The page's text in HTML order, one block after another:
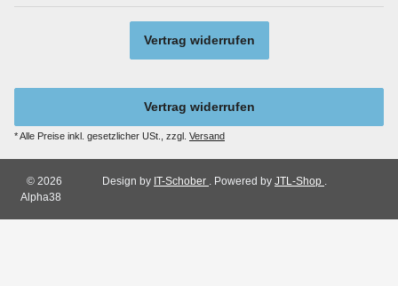
Vertrag widerrufen
Vertrag widerrufen
* Alle Preise inkl. gesetzlicher USt., zzgl. Versand
© 2026
Alpha38
Design by IT-Schober . Powered by JTL-Shop .